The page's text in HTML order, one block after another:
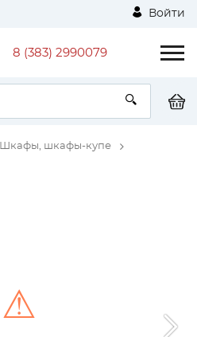
Войти
8 (383) 2990079
Шкафы, шкафы-купе
⚠